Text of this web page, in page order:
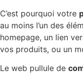
C’est pourquoi votre
au moins l’un des
homepage, un lien
vos produits, ou un
Le web pullule de